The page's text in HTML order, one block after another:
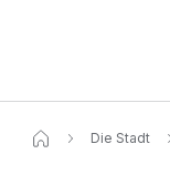
Die Stadt